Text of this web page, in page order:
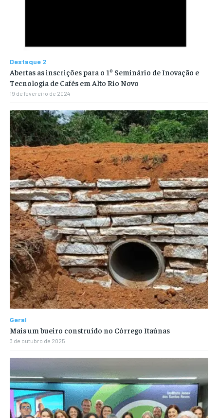
Destaque 2
Abertas as inscrições para o 1º Seminário de Inovação e
Tecnologia de Cafés em Alto Rio Novo
19 de fevereiro de 2024
Geral
Mais um bueiro construído no Córrego Itaúnas
3 de outubro de 2025